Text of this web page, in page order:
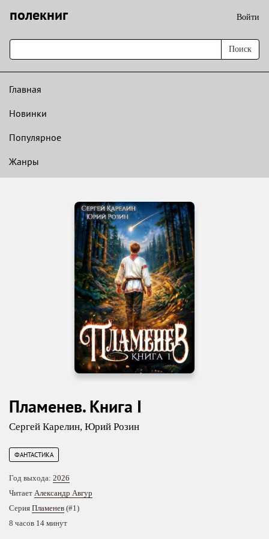
полекниг Войти
Поиск
Главная
Новинки
Популярное
Жанры
Пламенев. Книга I
Сергей Карелин, Юрий Розин
ФАНТАСТИКА
Год выхода: 2026
Читает Александр Авгур
Серия Пламенев (#1)
8 часов 14 минут